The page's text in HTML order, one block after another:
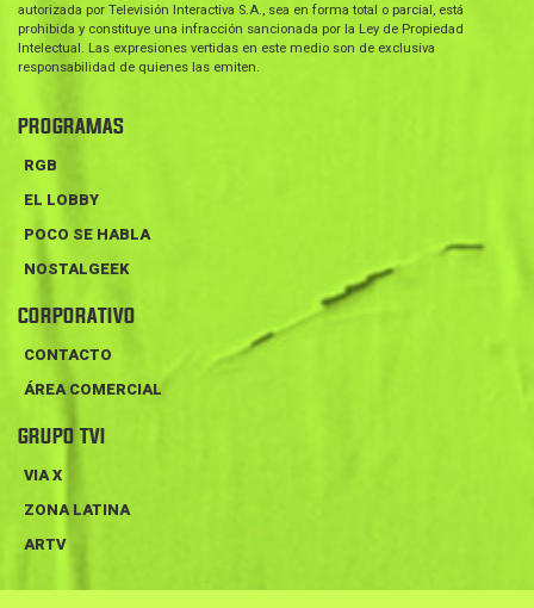
autorizada por Televisión Interactiva S.A., sea en forma total o parcial, está
prohibida y constituye una infracción sancionada por la Ley de Propiedad
Intelectual. Las expresiones vertidas en este medio son de exclusiva
responsabilidad de quienes las emiten.
PROGRAMAS
RGB
EL LOBBY
POCO SE HABLA
NOSTALGEEK
CORPORATIVO
CONTACTO
ÁREA COMERCIAL
GRUPO TVI
VIA X
ZONA LATINA
ARTV